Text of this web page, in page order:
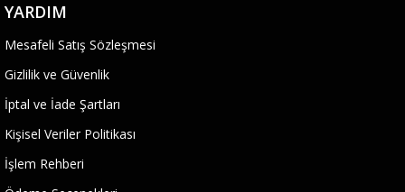
YARDIM
Mesafeli Satış Sözleşmesi
Gizlilik ve Güvenlik
İptal ve İade Şartları
Kişisel Veriler Politikası
İşlem Rehberi